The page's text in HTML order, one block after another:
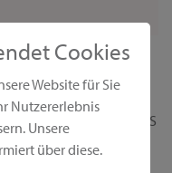
Cookies
Website für Sie
Nutzererlebnis
Unsere
über diese.
persönlichen GONIS